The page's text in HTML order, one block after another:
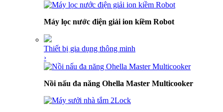
Máy lọc nước điện giải ion kiềm Robot
Thiết bị gia dụng thông minh
›
Nồi nấu đa năng Ohella Master Multicooker